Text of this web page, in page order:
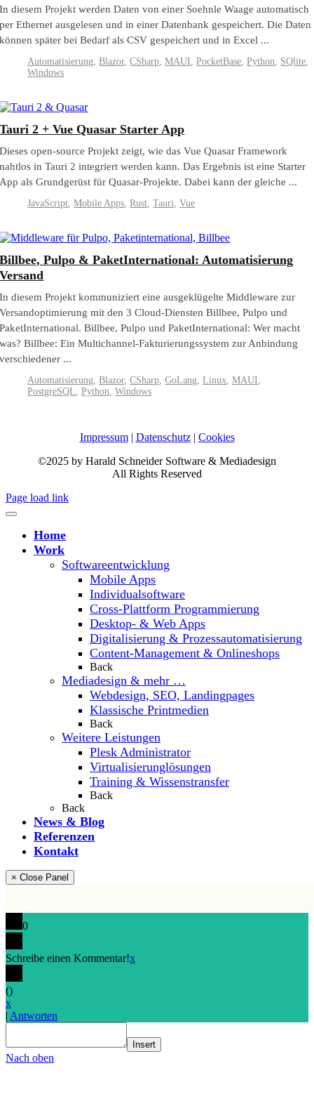
In diesem Projekt werden Daten von einer Soehnle Waage automatisch
per Ethernet ausgelesen und in einer Datenbank gespeichert. Die Daten
können später bei Bedarf als CSV gespeichert und in Excel ...
Automatisierung,Blazor,CSharp,MAUI,PocketBase,Python, SQlite,
Windows
Tauri 2 + Vue Quasar Starter App
Dieses open-source Projekt zeigt, wie das Vue Quasar Framework
nahtlos in Tauri 2 integriert werden kann. Das Ergebnis ist eine Starter
App als Grundgerüst für Quasar-Projekte. Dabei kann der gleiche ...
JavaScript,Mobile Apps,Rust,Tauri,Vue
Billbee, Pulpo & PaketInternational: Automatisierung
Versand
In diesem Projekt kommuniziert eine ausgeklügelte Middleware zur
Versandoptimierung mit den 3 Cloud-Diensten Billbee, Pulpo und
PaketInternational. Billbee, Pulpo und PaketInternational: Wer macht
was? Billbee: Ein Multichannel-Fakturierungssystem zur Anbindung
verschiedener ...
Automatisierung,Blazor,CSharp,GoLang,Linux,MAUI,
PostgreSQL,Python,Windows
Impressum| Datenschutz| Cookies
©2025 by Harald Schneider Software & Mediadesign
All Rights Reserved
Page load link
Home
Work
Softwareentwicklung
Mobile Apps
Individualsoftware
Cross-Plattform Programmierung
Desktop- & Web Apps
Digitalisierung & Prozessautomatisierung
Content-Management & Onlineshops
Back
Mediadesign & mehr …
Webdesign, SEO, Landingpages
Klassische Printmedien
Back
Weitere Leistungen
Plesk Administrator
Virtualisierunglösungen
Training & Wissenstransfer
Back
Back
News & Blog
Referenzen
Kontakt
× Close Panel
0
Schreibe einen Kommentar!x
()
x
| Antworten
Insert
Nach oben